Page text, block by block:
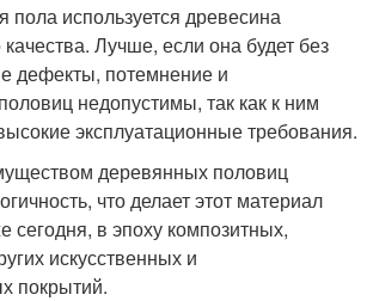
пола используется древесина
качества. Лучше, если она будет без
дефекты, потемнение и
недопустимы, так как к ним
эксплуатационные требования.
деревянных половиц
что делает этот материал
сегодня, в эпоху композитных,
искусственных и
покрытий.